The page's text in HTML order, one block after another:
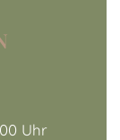
Uhr